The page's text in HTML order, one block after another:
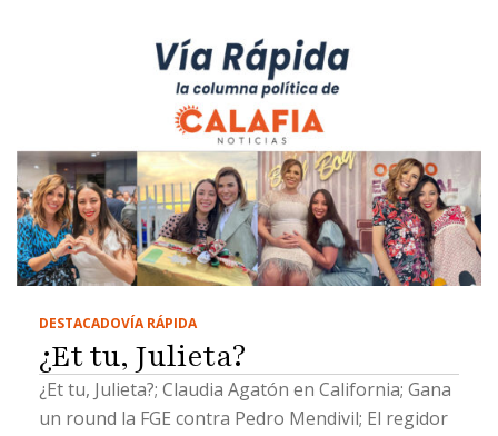
DESTACADOVÍA RÁPIDA
¿Et tu, Julieta?
¿Et tu, Julieta?; Claudia Agatón en California; Gana
un round la FGE contra Pedro Mendivil; El regidor